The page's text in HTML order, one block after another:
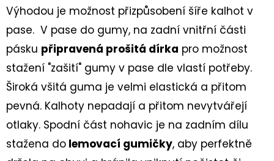
Výhodou je možnost přizpůsobení šíře kalhot v
pase. V pase do gumy, na zadní vnitřní části
pásku připravená prošitá dírka pro možnost
stažení "zašití" gumy v pase dle vlastí potřeby.
Široká všitá guma je velmi elastická a přitom
pevná. Kalhoty nepadají a přitom nevytvářejí
otlaky. Spodní část nohavic je na zadním dílu
stažena do lemovací gumičky, aby perfektně